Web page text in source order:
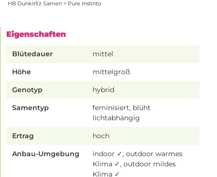
HB Dunkin\'z Samen > Pure Instinto
Eigenschaften
Blütedauer mittel
Höhe mittelgroß
Genotyp hybrid
Samentyp
feminisiert, blüht
lichtabhängig
Ertrag hoch
Anbau-Umgebung
indoor ✓, outdoor warmes
Klima ✓, outdoor mildes
Klima ✓